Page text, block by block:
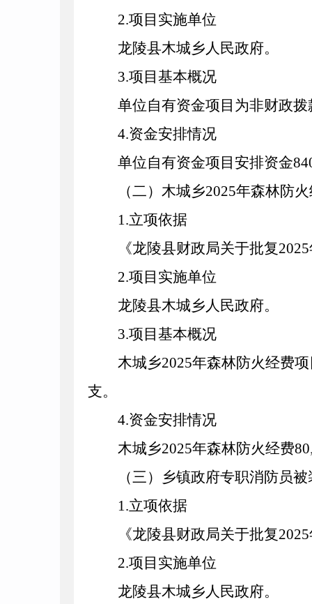
2.项目实施单位
龙陵县木城乡人民政府。
3.项目基本概况
单位自有资金项目为非财政
4.资金安排情况
单位自有资金项目安排资金
（二）木城乡2025年森林防
1.立项依据
《龙陵县财政局关于批复2025
2.项目实施单位
龙陵县木城乡人民政府。
3.项目基本概况
木城乡2025年森林防火经费
支。
4.资金安排情况
木城乡2025年森林防火经费80
（三）乡镇政府专职消防员
1.立项依据
《龙陵县财政局关于批复2025
2.项目实施单位
龙陵县木城乡人民政府。